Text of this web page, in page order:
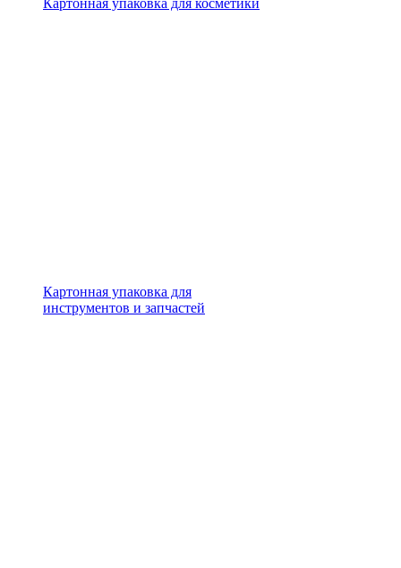
Картонная упаковка для
инструментов и запчастей